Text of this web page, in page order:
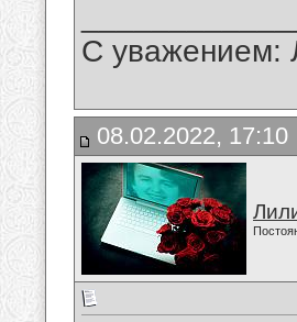
С уважением:
08.02.2022, 17:10